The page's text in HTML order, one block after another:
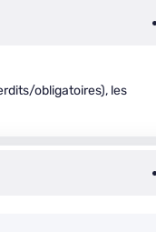
obligatoires), les